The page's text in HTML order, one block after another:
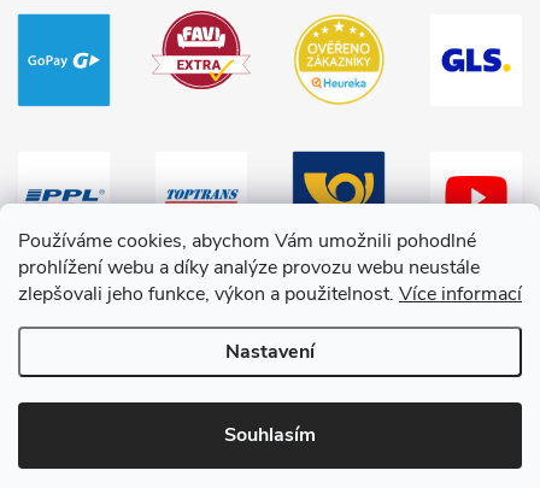
Používáme cookies, abychom Vám umožnili pohodlné
prohlížení webu a díky analýze provozu webu neustále
zlepšovali jeho funkce, výkon a použitelnost. Více informací
Nastavení
Souhlasím
Vytvořil Shoptet